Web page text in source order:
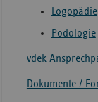
Logopädie
Podologie
vdek
Dokumente /